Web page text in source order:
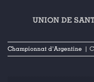
UNION DE
Championnat d'Argentine |